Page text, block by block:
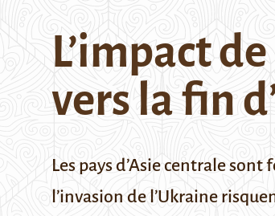
L’impact
vers la fin
Les pays d’Asie centrale
l’invasion de l’Ukraine